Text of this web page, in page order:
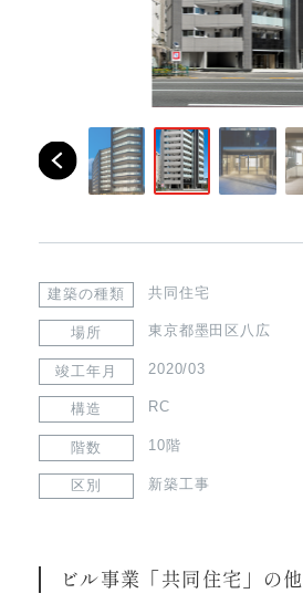
建築の種類 共同住宅
場所 東京都墨田区八広
竣工年月 2020/03
構造 RC
階数 10階
区別 新築工事
ビル事業「共同住宅」の